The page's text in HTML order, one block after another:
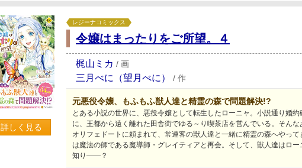
詳しく見る
レジーナコミックス
令嬢はまったりをご所望。４
梶山ミカ / 画
三月べに（望月べに） / 作
元悪役令嬢、もふもふ獣人達と精霊の森で問題解決!?
とある小説の世界に、悪役令嬢として転生したローニャ。小説通り婚
に、王都から遠く離れた田舎街でゆる～り喫茶店を営んでいる。そんな
オリフェドートに頼まれて、常連客の獣人達と一緒に精霊の森へやっ
は魔法の師である魔導師・グレイティアと再会。そして、獣人達はロ
知り――？